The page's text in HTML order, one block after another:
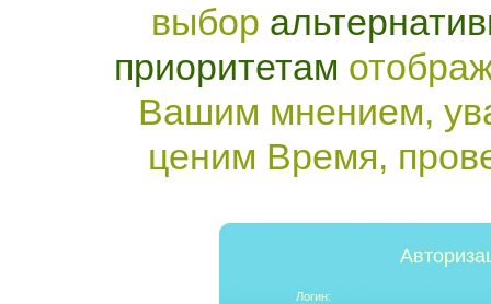
выбор
приоритетам
Вашим мнением,
ценим Время,
Логин: